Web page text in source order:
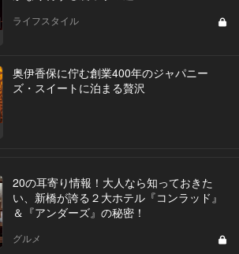
ライフスタイル
奥伊香保に佇む創業400年のジャパニー
ズ・スイートに泊まる贅沢
20の耳寄り情報！大人なら知っておきた
い、新橋が誇る２大ホテル『コンラッド』
＆『アンダーズ』の秘密！
グルメ